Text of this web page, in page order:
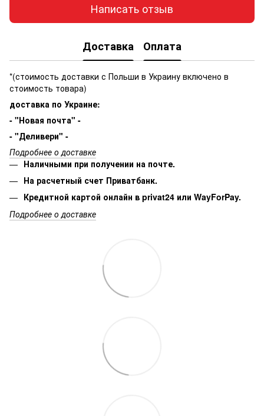
Написать отзыв
Доставка Оплата
*(стоимость доставки с Польши в Украину включено в
стоимость товара)
доставка по Украине:
- "Новая почта" -
- "Деливери" -
Подробнее о доставке
Наличными при получении на почте.
На расчетный счет Приватбанк.
Кредитной картой онлайн в privat24 или WayForPay.
Подробнее о доставке